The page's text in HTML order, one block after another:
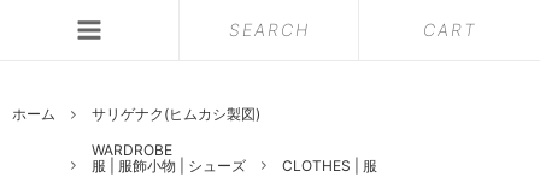
SEARCH CART
ホーム
サリゲナク(ヒムカシ製図)
WARDROBE
服 | 服飾小物 | シューズ
CLOTHES | 服